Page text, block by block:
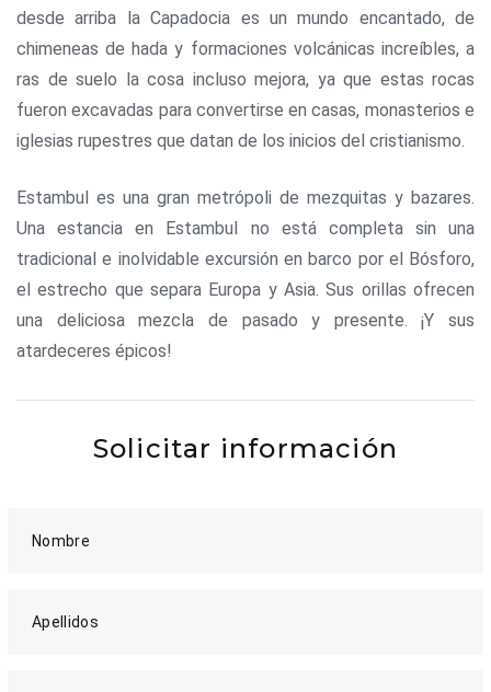
desde arriba la Capadocia es un mundo encantado, de
chimeneas de hada y formaciones volcánicas increíbles, a
ras de suelo la cosa incluso mejora, ya que estas rocas
fueron excavadas para convertirse en casas, monasterios e
iglesias rupestres que datan de los inicios del cristianismo.
Estambul es una gran metrópoli de mezquitas y bazares.
Una estancia en Estambul no está completa sin una
tradicional e inolvidable excursión en barco por el Bósforo,
el estrecho que separa Europa y Asia. Sus orillas ofrecen
una deliciosa mezcla de pasado y presente. ¡Y sus
atardeceres épicos!
Solicitar información
Nombre
Apellidos